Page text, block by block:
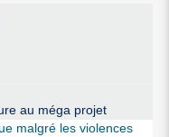
au méga projet
malgré les violences